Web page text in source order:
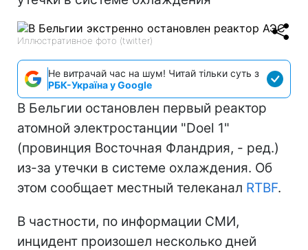
Иллюстративное фото (twitter)
Не витрачай час на шум! Читай тільки суть з
РБК-Україна у Google
В Бельгии остановлен первый реактор
атомной электростанции "Doel 1"
(провинция Восточная Фландрия, - ред.)
из-за утечки в системе охлаждения. Об
этом сообщает местный телеканал RTBF.
В частности, по информации СМИ,
инцидент произошел несколько дней